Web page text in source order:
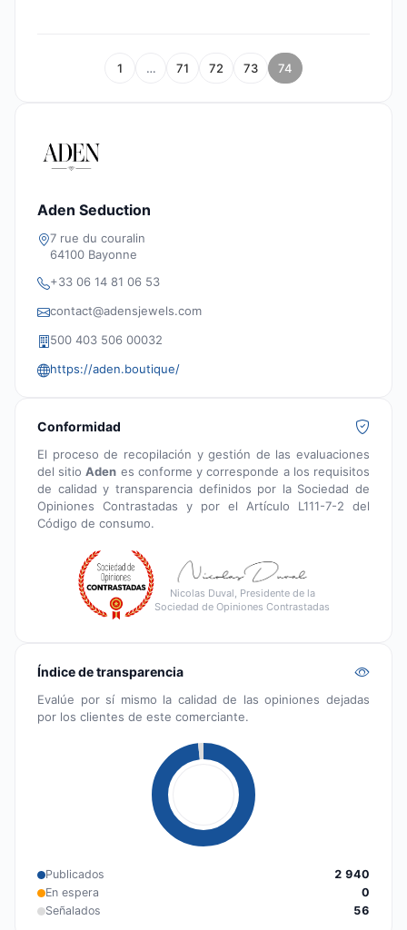
1 … 71 72 73 74
Aden Seduction
7 rue du couralin
64100 Bayonne
+33 06 14 81 06 53
contact@adensjewels.com
500 403 506 00032
https://aden.boutique/
Conformidad
El proceso de recopilación y gestión de las evaluaciones
del sitioAden es conforme y corresponde a los requisitos
de calidad y transparencia definidos por la Sociedad de
Opiniones Contrastadas y por el Artículo L111-7-2 del
Código de consumo.
Nicolas Duval, Presidente de la
Sociedad de Opiniones Contrastadas
Índice de transparencia
Evalúe por sí mismo la calidad de las opiniones dejadas
por los clientes de este comerciante.
Publicados
2 940
En espera
0
Señalados
56